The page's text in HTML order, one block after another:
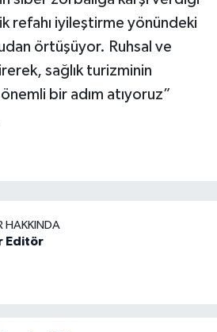
refahı iyileştirme yönündeki
örtüşüyor. Ruhsal ve
sağlık turizminin
bir adım atıyoruz”
HAKKINDA
Editör